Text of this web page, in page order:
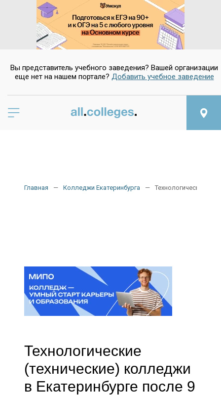
Вы представитель учебного заведения? Вашей организации
еще нет на нашем портале? Добавить учебное заведение
Главная Колледжи Екатеринбурга Технологические
Технологические
(технические) колледжи
в Екатеринбурге после 9